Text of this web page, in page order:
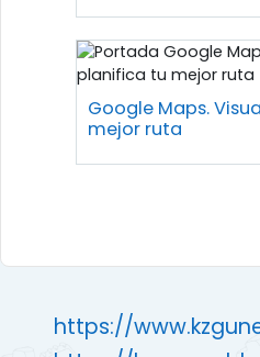
Google Maps.
mejor ruta
https://